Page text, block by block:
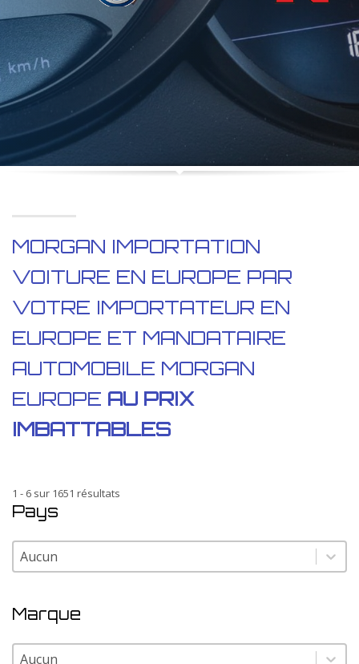
MORGAN IMPORTATION
VOITURE EN EUROPE PAR
VOTRE IMPORTATEUR EN
EUROPE ET MANDATAIRE
AUTOMOBILE MORGAN
EUROPE AU PRIX
IMBATTABLES
1 - 6 sur 1651 résultats
Pays
Pays
Pays
Marque
Marque
Marque